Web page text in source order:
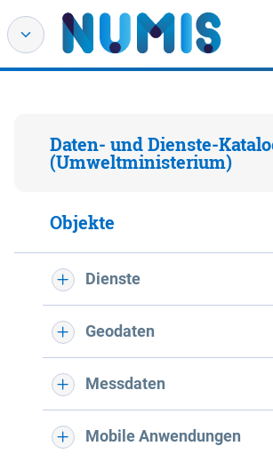
Daten- und Dienste-
(Umweltministerium)
Objekte
Dienste
Geodaten
Messdaten
Mobile Anwendungen